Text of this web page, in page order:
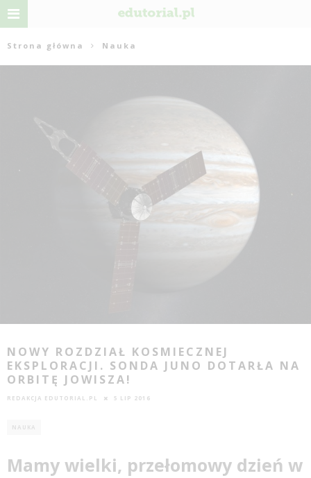
Strona główna Nauka
NOWY ROZDZIAŁ KOSMIECZNEJ
EKSPLORACJI. SONDA JUNO DOTARŁA NA
ORBITĘ JOWISZA!
REDAKCJA EDUTORIAL.PL 5 LIP 2016
NAUKA
Mamy wielki, przełomowy dzień w